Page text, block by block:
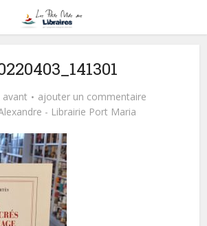
avant
ajouter un commentaire
- Librairie Port Maria